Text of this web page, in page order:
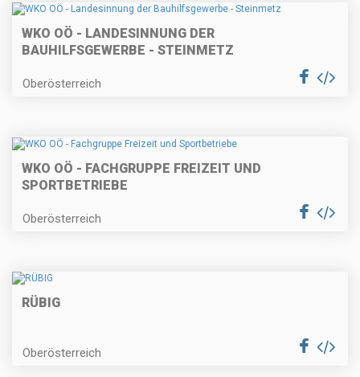
WKO OÖ - LANDESINNUNG DER
BAUHILFSGEWERBE - STEINMETZ
Oberösterreich
WKO OÖ - FACHGRUPPE FREIZEIT UND
SPORTBETRIEBE
Oberösterreich
RÜBIG
Oberösterreich